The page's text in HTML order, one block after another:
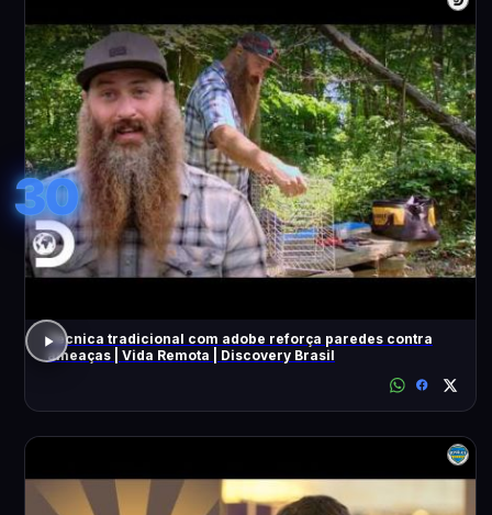
30
Técnica tradicional com adobe reforça paredes contra
ameaças | Vida Remota | Discovery Brasil